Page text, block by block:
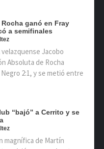
ganó en Fray
a semifinales
Jacobo
Absoluta de Rocha
2:1, y se metió entre
“bajó” a Cerrito y se
magnífica de Martín